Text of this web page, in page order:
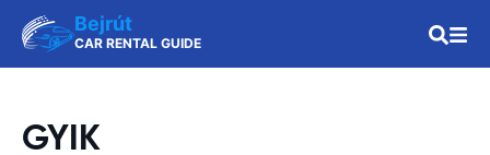
Bejrút
CAR RENTAL GUIDE
GYIK